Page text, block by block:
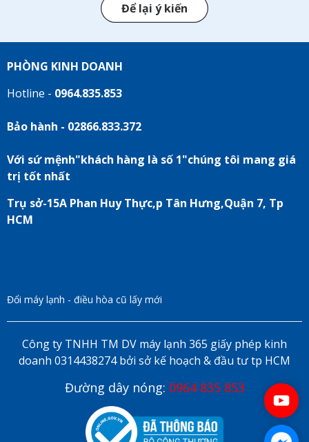
Để lại ý kiến
PHÒNG KINH DOANH
Hotline - 0964.835.853
Bảo hành - 02866.833.372
Với sứ mệnh"khách hàng là số 1"chúng tôi mang giá
trị tốt nhất
Trụ sở-15A Phan Huy Thực,p Tân Hưng,Quận 7, Tp
HCM
Đổi máy lạnh - điều hòa cũ lấy mới
Công ty TNHH TM DV máy lạnh 365 giấy phép kinh
doanh 0314438274 bởi sở kế hoạch & đầu tư tp HCM
Đường dây nóng: 0964 835 853